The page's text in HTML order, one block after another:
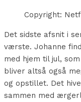
Copyright:
Det sidste afsnit i
værste. Johanne
med hjem til jul,
bliver altså også
og opstillet. Det
sammen med